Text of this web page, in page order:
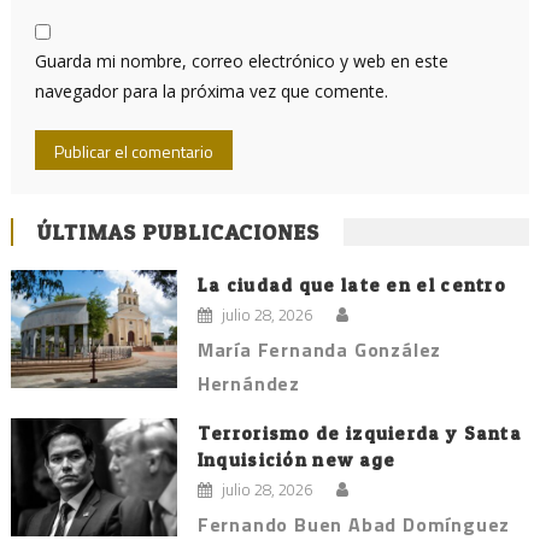
Guarda mi nombre, correo electrónico y web en este
navegador para la próxima vez que comente.
ÚLTIMAS PUBLICACIONES
La ciudad que late en el centro
julio 28, 2026
María Fernanda González
Hernández
Terrorismo de izquierda y Santa
Inquisición new age
julio 28, 2026
Fernando Buen Abad Domínguez